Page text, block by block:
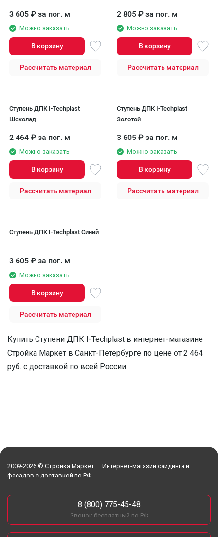
3 605 ₽ за пог. м
Можно заказать
В корзину
Рассчитать материал
2 805 ₽ за пог. м
Можно заказать
В корзину
Рассчитать материал
Ступень ДПК I-Techplast
Шоколад
2 464 ₽ за пог. м
Можно заказать
В корзину
Рассчитать материал
Ступень ДПК I-Techplast
Золотой
3 605 ₽ за пог. м
Можно заказать
В корзину
Рассчитать материал
Ступень ДПК I-Techplast Синий
3 605 ₽ за пог. м
Можно заказать
В корзину
Рассчитать материал
Купить Ступени ДПК I-Techplast в интернет-магазине
Стройка Маркет в Санкт-Петербурге по цене от 2 464
руб. с доставкой по всей России.
2009-2026 © Стройка Маркет — Интернет-магазин сайдинга и
фасадов с доставкой по РФ
8 (800) 775-45-48
Звонок бесплатный по РФ